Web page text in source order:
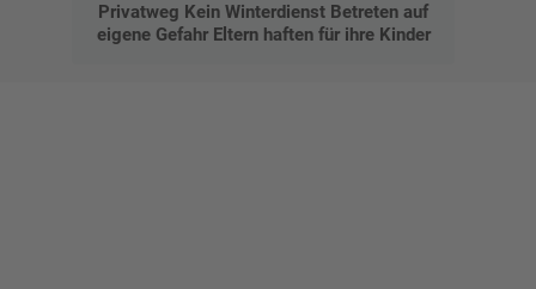
Privatweg Kein Winterdienst Betreten auf
eigene Gefahr Eltern haften für ihre Kinder